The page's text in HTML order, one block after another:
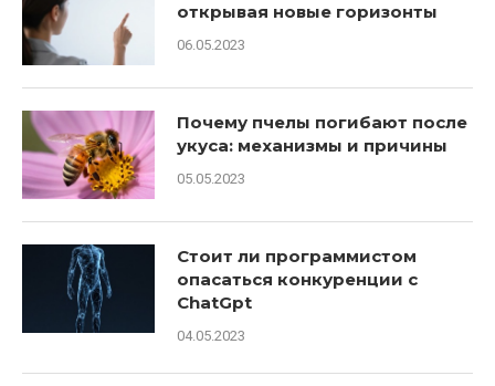
открывая новые горизонты
06.05.2023
Почему пчелы погибают после
укуса: механизмы и причины
05.05.2023
Стоит ли программистом
опасаться конкуренции с
ChatGpt
04.05.2023